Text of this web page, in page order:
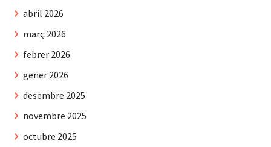
abril 2026
març 2026
febrer 2026
gener 2026
desembre 2025
novembre 2025
octubre 2025